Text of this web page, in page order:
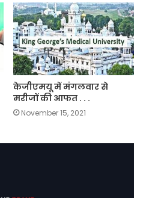
केजीएमयू में मंगलवार से
मरीजों की आफत . . .
November 15, 2021